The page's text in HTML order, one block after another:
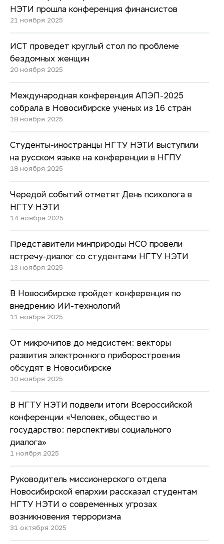
НЭТИ прошла конференция финансистов
21 ноября 2025
ИСТ проведет круглый стол по проблеме
бездомных женщин
20 ноября 2025
Международная конференция АПЭП-2025
собрала в Новосибирске ученых из 16 стран
18 ноября 2025
Студенты-иностранцы НГТУ НЭТИ выступили
на русском языке на конференции в НГПУ
18 ноября 2025
Чередой событий отметят День психолога в
НГТУ НЭТИ
14 ноября 2025
Представители минприроды НСО провели
встречу-диалог со студентами НГТУ НЭТИ
13 ноября 2025
В Новосибирске пройдет конференция по
внедрению ИИ-технологий
11 ноября 2025
От микрочипов до медсистем: векторы
развития электронного приборостроения
обсудят в Новосибирске
10 ноября 2025
В НГТУ НЭТИ подвели итоги Всероссийской
конференции «Человек, общество и
государство: перспективы социального
диалога»
1 ноября 2025
Руководитель миссионерского отдела
Новосибирской епархии рассказал студентам
НГТУ НЭТИ о современных угрозах
возникновения терроризма
31 октября 2025